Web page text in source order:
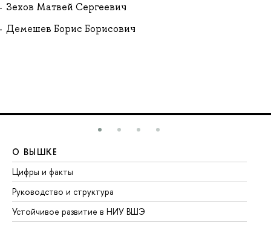
Зехов Матвей Сергеевич
Демешев Борис Борисович
О ВЫШКЕ
Цифры и факты
Руководство и структура
Устойчивое развитие в НИУ ВШЭ